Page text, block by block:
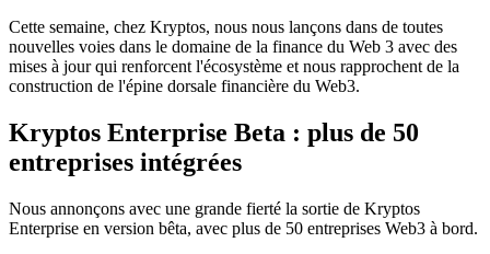
Cette semaine, chez Kryptos, nous nous lançons dans de toutes
nouvelles voies dans le domaine de la finance du Web 3 avec des
mises à jour qui renforcent l'écosystème et nous rapprochent de la
construction de l'épine dorsale financière du Web3.
Kryptos Enterprise Beta : plus de 50
entreprises intégrées
Nous annonçons avec une grande fierté la sortie de Kryptos
Enterprise en version bêta, avec plus de 50 entreprises Web3 à bord.